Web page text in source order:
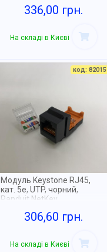
336,00 грн.
На складі в Києві
код: 82015
Модуль Keystone RJ45,
кат. 5e, UTP, чорний,
Panduit NetKey
306,60 грн.
На складі в Києві